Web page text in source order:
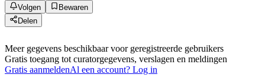
Volgen
Bewaren
Delen
Meer gegevens beschikbaar voor geregistreerde gebruikers
Gratis toegang tot curatorgegevens, verslagen en meldingen
Gratis aanmeldenAl een account? Log in